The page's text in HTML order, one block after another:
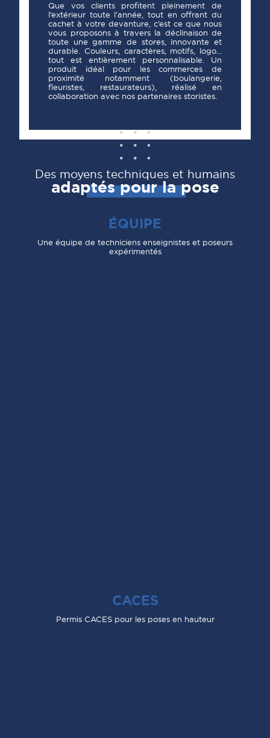
Que vos clients profitent pleinement de
l’extérieur toute l’année, tout en offrant du
cachet à votre devanture, c’est ce que nous
vous proposons à travers la déclinaison de
toute une gamme de stores, innovante et
durable. Couleurs, caractères, motifs, logo…
tout est entièrement personnalisable. Un
produit idéal pour les commerces de
proximité notamment (boulangerie,
fleuristes, restaurateurs), réalisé en
collaboration avec nos partenaires storistes.
Des moyens techniques et humains
adaptés pour la pose
ÉQUIPE
Une équipe de techniciens enseignistes et poseurs
expérimentés
CACES
Permis CACES pour les poses en hauteur